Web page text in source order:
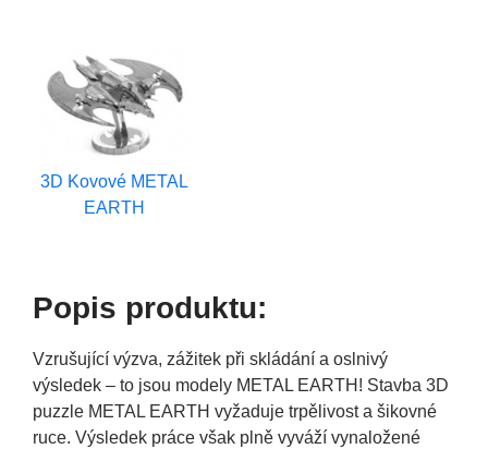
3D Kovové METAL
EARTH
Popis produktu:
Vzrušující výzva, zážitek při skládání a oslnivý
výsledek – to jsou modely METAL EARTH! Stavba 3D
puzzle METAL EARTH vyžaduje trpělivost a šikovné
ruce. Výsledek práce však plně vyváží vynaložené